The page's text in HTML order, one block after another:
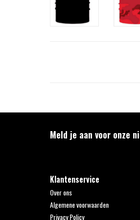
Meld je aan voor onze
Klantenservice
Over ons
Algemene voorwaarden
Privacy Policy